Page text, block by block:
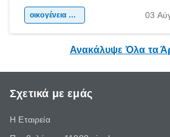
χώρας. Είτε πρόκειται για λίγες μέρες
οικογένεια & παιδί 03
Ανακάλυψε Όλα τα
Σχετικά με εμάς
Η Εταιρεία